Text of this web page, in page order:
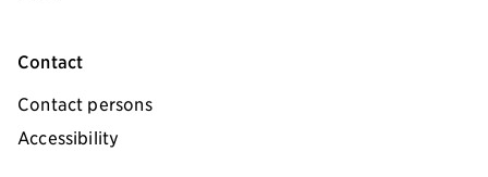
Contact
Contact persons
Accessibility